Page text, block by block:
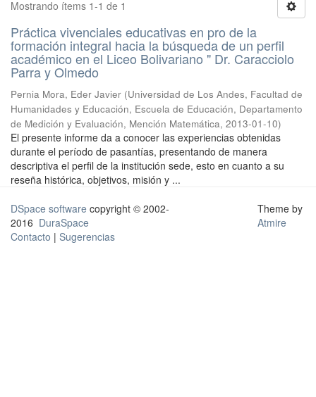
Mostrando ítems 1-1 de 1
Práctica vivenciales educativas en pro de la
formación integral hacia la búsqueda de un perfil
académico en el Liceo Bolivariano " Dr. Caracciolo
Parra y Olmedo
Pernia Mora, Eder Javier (Universidad de Los Andes, Facultad de
Humanidades y Educación, Escuela de Educación, Departamento
de Medición y Evaluación, Mención Matemática, 2013-01-10)
El presente informe da a conocer las experiencias obtenidas
durante el período de pasantías, presentando de manera
descriptiva el perfil de la institución sede, esto en cuanto a su
reseña histórica, objetivos, misión y ...
DSpace software copyright © 2002-
2016 DuraSpace
Contacto | Sugerencias
Theme by
Atmire